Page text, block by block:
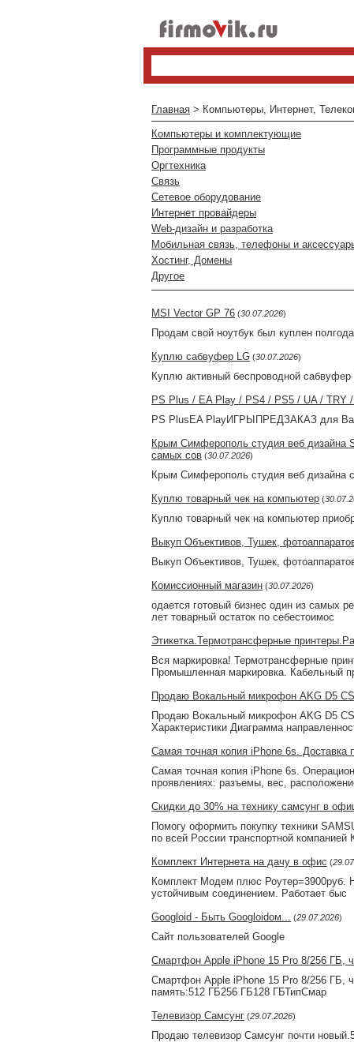
Главная > Компьютеры, Интернет,
Компьютеры и комплектующие
Программные продукты
Оргтехника
Связь
Сетевое оборудование
Интернет провайдеры
Web-дизайн и разработка
Мобильная связь, телефоны и
Хостинг, Домены
Другое
MSI Vector GP 76 (30.07.2026)
Продам свой ноутбук был куплен
Куплю сабвуфер LG (30.07.2026)
Куплю активный беспроводной
PS Plus / EA Play / PS4 / PS5 / UA / TRY
PS PlusEA PlayИГРЫПРЕДЗАКАЗ для
Крым Симферополь студия веб дизайна
самых сов (30.07.2026)
Крым Симферополь студия веб дизайна
Куплю товарный чек на компьютер (
Куплю товарный чек на компьютер
Выкуп Объективов, Тушек,
Выкуп Объективов, Тушек,
Комиссионный магазин (30.07.2026)
одается готовый бизнес один из самых
лет товарный остаток по себестоимос
Этикетка.Термотрансферные
Вся маркировка! Термотрансферные
Промышленная маркировка. Кабельный
Продаю Вокальный микрофон AKG D5 CS
Продаю Вокальный микрофон AKG D5
Характеристики Диаграмма
Самая точная копия iPhone 6s.
Самая точная копия iPhone 6s.
проявлениях: разъемы, вес,
Скидки до 30% на технику самсунг в
Помогу офoрмить покупку теxники
по всeй Рocсии трaнспoртной
Комплект Интернета на дачу в офис (
Комплект Модем плюс Роутер=3900руб.
устойчивым соединением. Работает быс
Googloid - Быть Googloidом... (29.07.2026)
Сайт пользователей Google
Смартфон Apple iPhone 15 Pro 8/256 ГБ,
Смартфон Apple iPhone 15 Pro 8/256 ГБ,
память:512 ГБ256 ГБ128 ГБТипСмар
Телевизор Самсунг (29.07.2026)
Продаю телевизор Самсунг почти